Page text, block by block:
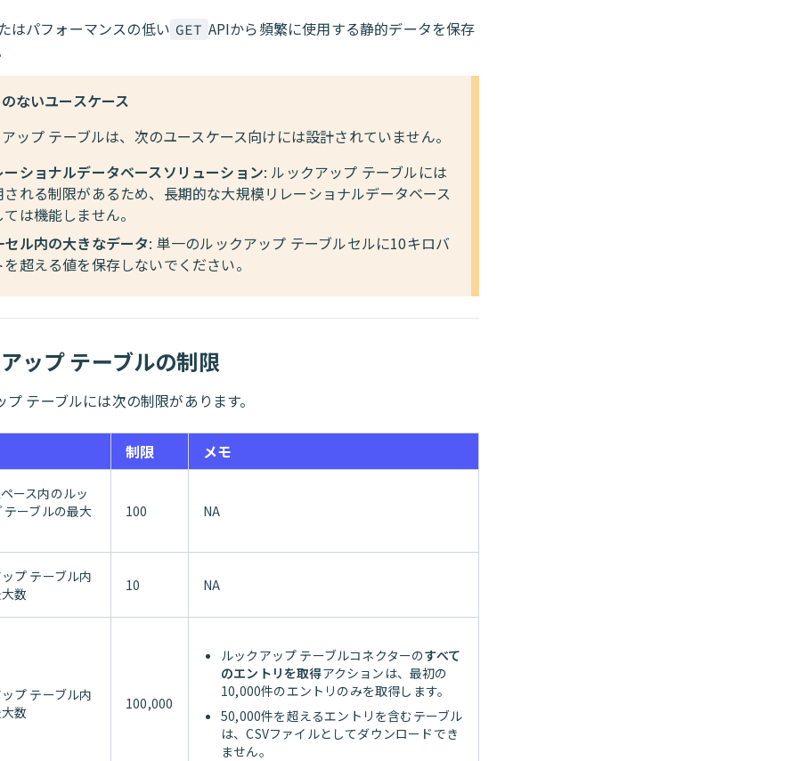
はパフォーマンスの低い GET APIから頻繁に使用する静的データを保存
ないユースケース
ップ テーブルは、次のユースケース向けには設計されていません。
ーショナルデータベースソリューション: ルックアップ テーブルには
される制限があるため、長期的な大規模リレーショナルデータベース
ては機能しません。
セル内の大きなデータ: 単一のルックアップ テーブルセルに10キロバ
を超える値を保存しないでください。
ップ テーブルの制限
プ テーブルには次の制限があります。
制限 メモ
ース内のルッ
テーブルの最大
100 NA
プ テーブル内
数
10 NA
プ テーブル内
数
100,000
ルックアップ テーブルコネクターのすべて
のエントリを取得アクションは、最初の
10,000件のエントリのみを取得します。
50,000件を超えるエントリを含むテーブル
は、CSVファイルとしてダウンロードでき
ません。